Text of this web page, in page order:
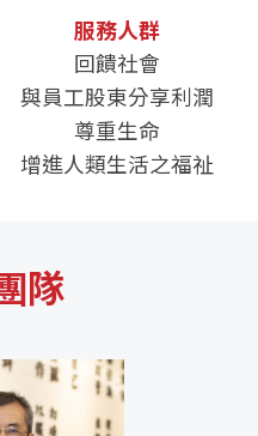
服務人群
回饋社會
與員工股東分享利潤
尊重生命
增進人類生活之福祉
隊